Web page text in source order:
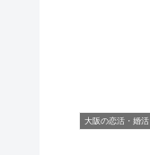
大阪の恋活・婚活